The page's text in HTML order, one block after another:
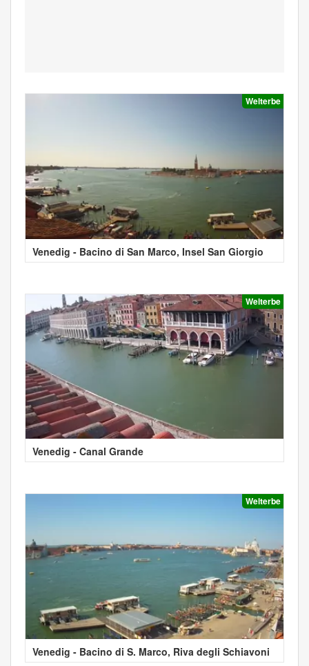
Welterbe
Venedig - Bacino di San Marco, Insel San Giorgio
Welterbe
Venedig - Canal Grande
Welterbe
Venedig - Bacino di S. Marco, Riva degli Schiavoni